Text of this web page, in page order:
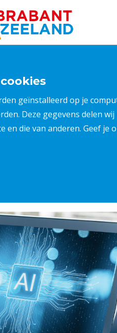
geïnstalleerd op je
Deze gegevens delen
die van anderen. Geef